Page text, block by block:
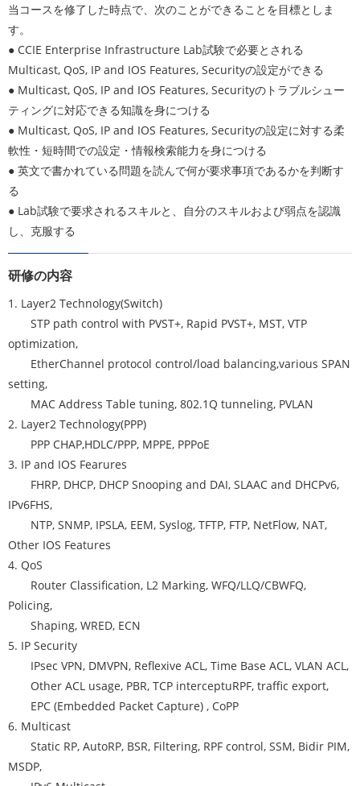
当コースを修了した時点で、次のことができることを目標としま
す。
● CCIE Enterprise Infrastructure Lab試験で必要とされる
Multicast, QoS, IP and IOS Features, Securityの設定ができる
● Multicast, QoS, IP and IOS Features, Securityのトラブルシュー
ティングに対応できる知識を身につける
● Multicast, QoS, IP and IOS Features, Securityの設定に対する柔
軟性・短時間での設定・情報検索能力を身につける
● 英文で書かれている問題を読んで何が要求事項であるかを判断す
る
● Lab試験で要求されるスキルと、自分のスキルおよび弱点を認識
し、克服する
研修の内容
1. Layer2 Technology(Switch)
STP path control with PVST+, Rapid PVST+, MST, VTP
optimization,
EtherChannel protocol control/load balancing,various SPAN
setting,
MAC Address Table tuning, 802.1Q tunneling, PVLAN
2. Layer2 Technology(PPP)
PPP CHAP,HDLC/PPP, MPPE, PPPoE
3. IP and IOS Fearures
FHRP, DHCP, DHCP Snooping and DAI, SLAAC and DHCPv6,
IPv6FHS,
NTP, SNMP, IPSLA, EEM, Syslog, TFTP, FTP, NetFlow, NAT,
Other IOS Features
4. QoS
Router Classification, L2 Marking, WFQ/LLQ/CBWFQ,
Policing,
Shaping, WRED, ECN
5. IP Security
IPsec VPN, DMVPN, Reflexive ACL, Time Base ACL, VLAN ACL,
Other ACL usage, PBR, TCP interceptuRPF, traffic export,
EPC (Embedded Packet Capture) , CoPP
6. Multicast
Static RP, AutoRP, BSR, Filtering, RPF control, SSM, Bidir PIM,
MSDP,